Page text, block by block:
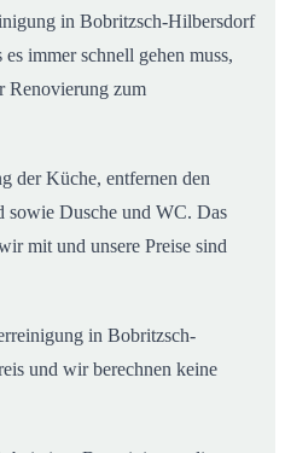
in Bobritzsch-Hilbersdorf
immer schnell gehen muss,
Renovierung zum
der Küche, entfernen den
sowie Dusche und WC. Das
mit und unsere Preise sind
in Bobritzsch-
und wir berechnen keine